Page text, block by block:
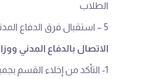
الطلاب
5 – استقبال فرق الدفاع المدني وإرشادهم لمكان الحريق
الاتصال بالدفاع المدني
1- التأكد من إخلاء القسم بجميع فصوله ومكاتبه من الطلاب والمعلمين والإداريين